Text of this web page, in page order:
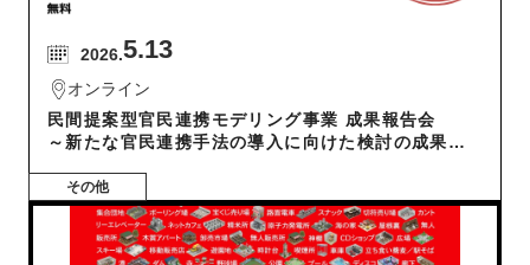
2026.5.13
オンライン
民間提案型官民連携モデリング事業 成果報告会
～新たな官民連携手法の導入に向けた検討の成果を
その他